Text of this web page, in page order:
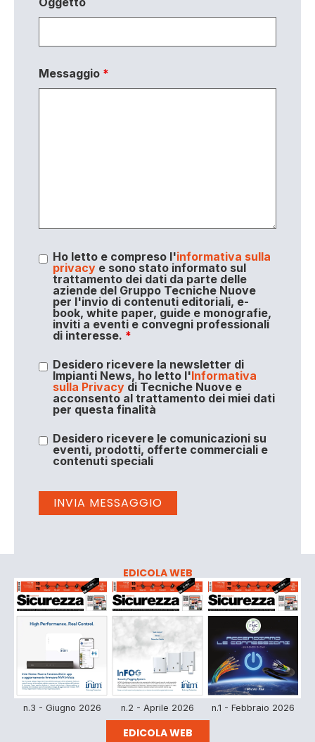
Messaggio *
Ho letto e compreso l'informativa sulla
privacye sono stato informato sul
trattamento dei dati da parte delle
aziende del Gruppo Tecniche Nuove
per l'invio di contenuti editoriali, e-
book, white paper, guide e monografie,
inviti a eventi e convegni professionali
di interesse. *
Desidero ricevere la newsletter di
Impianti News, ho letto l'Informativa
sulla Privacydi Tecniche Nuove e
acconsento al trattamento dei miei dati
per questa finalità
Desidero ricevere le comunicazioni su
eventi, prodotti, offerte commerciali e
contenuti speciali
EDICOLA WEB
n.3 - Giugno 2026 n.2 - Aprile 2026 n.1 - Febbraio 2026
EDICOLA WEB